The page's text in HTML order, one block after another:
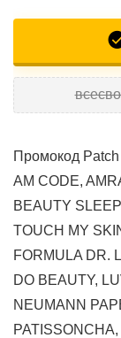
Промокод
AM CODE,
BEAUTY
TOUCH MY
FORMULA DR.
DO BEAUTY,
NEUMANN